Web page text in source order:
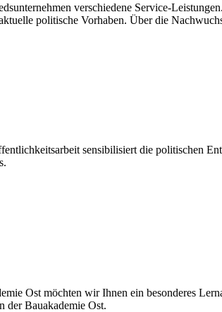
verschiedene Service-
politische Vorhaben. Über die
sensibilisiert die politischen
Ost möchten wir Ihnen ein besonderes
der Bauakademie Ost.